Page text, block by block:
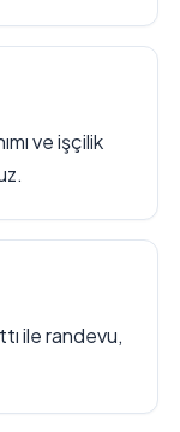
ve işçilik
ile randevu,